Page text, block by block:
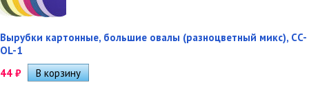
Вырубки картонные, большие овалы (разноцветный микс), CC-
OL-1
44 ₽